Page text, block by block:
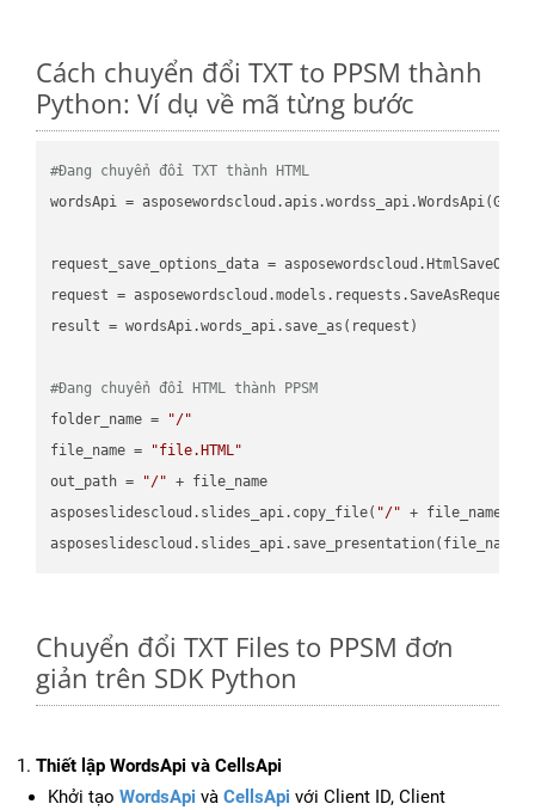
Cách chuyển đổi TXT to PPSM thành
Python: Ví dụ về mã từng bước
#Đang chuyển đổi TXT thành HTML
wordsApi =
request_save_options_data =
request =
result = wordsApi.words_api.save_as(request)
#Đang chuyển đổi HTML thành PPSM
folder_name =
"/"
file_name =
"file.HTML"
out_path =
"/" + file_name
asposeslidescloud.slides_api.copy_file( "/" + file_name,
Chuyển đổi TXT Files to PPSM đơn
giản trên SDK Python
Thiết lập WordsApi và CellsApi
Khởi tạo WordsApi và CellsApi với Client ID, Client